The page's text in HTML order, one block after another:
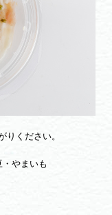
ください。
やまいも